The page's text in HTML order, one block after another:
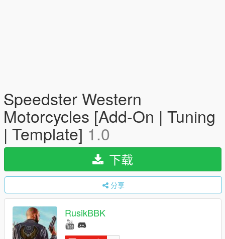
Speedster Western
Motorcycles [Add-On | Tuning
| Template] 1.0
下载
分享
RusikBBK